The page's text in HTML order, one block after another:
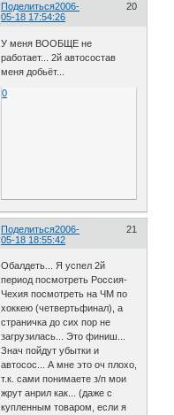
Поделиться 20
2006-
05-18 17:54:26
У меня ВООБЩЕ не
работает... 2й автосостав
меня добьёт...
0
Поделиться 21
2006-
05-18 18:55:42
Обалдеть... Я успел 2й
период посмотреть Россия-
Чехия посмотреть на ЧМ по
хоккею (четвертьфинал), а
страничка до сих пор не
загрузилась... Это финиш...
Знач пойдут убытки и
автосос... А мне это оч плохо,
т.к. сами понимаете з/п мои
жрут анрил как... (даже с
купленным товаром, если я